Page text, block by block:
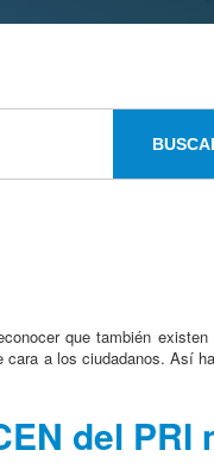
que también
a los ciudadanos. Así
del